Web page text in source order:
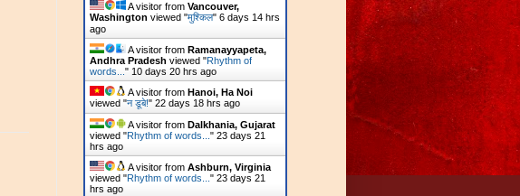
A visitor from Vancouver,
Washington viewed "मुश्किल" 6 days 14 hrs
ago
A visitor from Ramanayyapeta,
Andhra Pradesh viewed "Rhythm of
words... " 10 days 20 hrs ago
A visitor from Hanoi, Ha Noi
viewed "न डूबे!" 22 days 18 hrs ago
A visitor from Dalkhania, Gujarat
viewed "Rhythm of words... " 23 days 21
hrs ago
A visitor from Ashburn, Virginia
viewed "Rhythm of words... " 23 days 21
hrs ago